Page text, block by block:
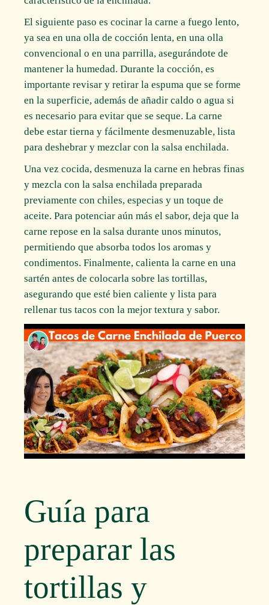
El siguiente paso es cocinar la carne a fuego lento,
ya sea en una olla de cocción lenta, en una olla
convencional o en una parrilla, asegurándote de
mantener la humedad. Durante la cocción, es
importante revisar y retirar la espuma que se forme
en la superficie, además de añadir caldo o agua si
es necesario para evitar que se seque. La carne
debe estar tierna y fácilmente desmenuzable, lista
para deshebrar y mezclar con la salsa enchilada.
Una vez cocida, desmenuza la carne en hebras finas
y mezcla con la salsa enchilada preparada
previamente con chiles, especias y un toque de
aceite. Para potenciar aún más el sabor, deja que la
carne repose en la salsa durante unos minutos,
permitiendo que absorba todos los aromas y
condimentos. Finalmente, calienta la carne en una
sartén antes de colocarla sobre las tortillas,
asegurando que esté bien caliente y lista para
rellenar tus tacos con la mejor textura y sabor.
Guía para
preparar las
tortillas y